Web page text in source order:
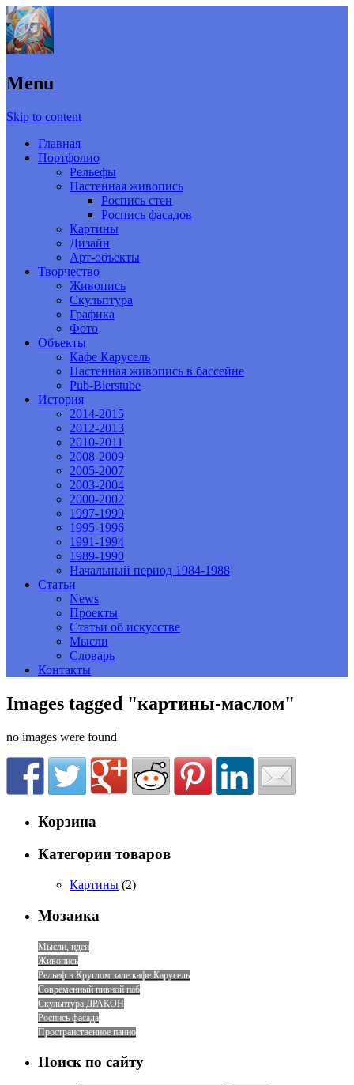
Menu
Skip to content
Главная
Портфолио
Рельефы
Настенная живопись
Роспись стен
Роспись фасадов
Картины
Дизайн
Арт-объекты
Творчество
Живопись
Скульптура
Графика
Фото
Объекты
Кафе Карусель
Настенная живопись в бассейне
Pub-Bierstube
История
2014-2015
2012-2013
2010-2011
2008-2009
2005-2007
2003-2004
2000-2002
1997-1999
1995-1996
1991-1994
1989-1990
Начальный период 1984-1988
Статьи
News
Проекты
Статьи об искусстве
Мысли
Словарь
Контакты
Images tagged "картины-маслом"
no images were found
Корзина
Категории товаров
Картины (2)
Мозаика
Мысли, идеи
Живопись
Рельеф в Круглом зале кафе Карусель
Современный пивной паб
Скульптура ДРАКОН
Роспись фасада
Пространственное панно
Поиск по сайту